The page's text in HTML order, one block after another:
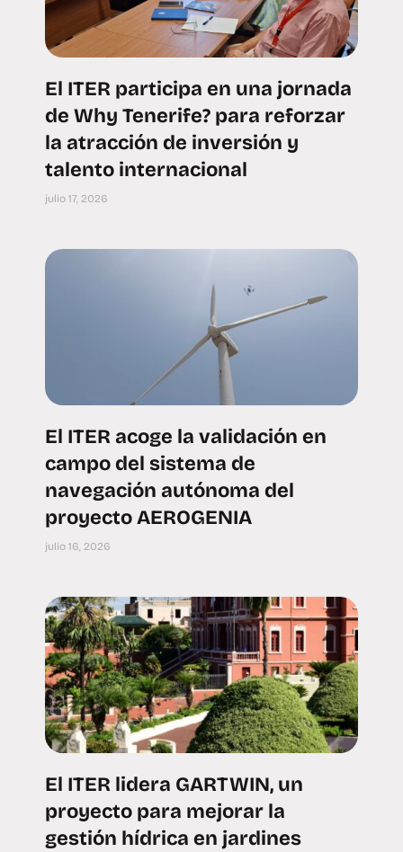
El ITER participa en una jornada
de Why Tenerife? para reforzar
la atracción de inversión y
talento internacional
julio 17, 2026
El ITER acoge la validación en
campo del sistema de
navegación autónoma del
proyecto AEROGENIA
julio 16, 2026
El ITER lidera GARTWIN, un
proyecto para mejorar la
gestión hídrica en jardines